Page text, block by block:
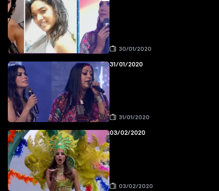
30/01/2020
31/01/2020
31/01/2020
03/02/2020
03/02/2020